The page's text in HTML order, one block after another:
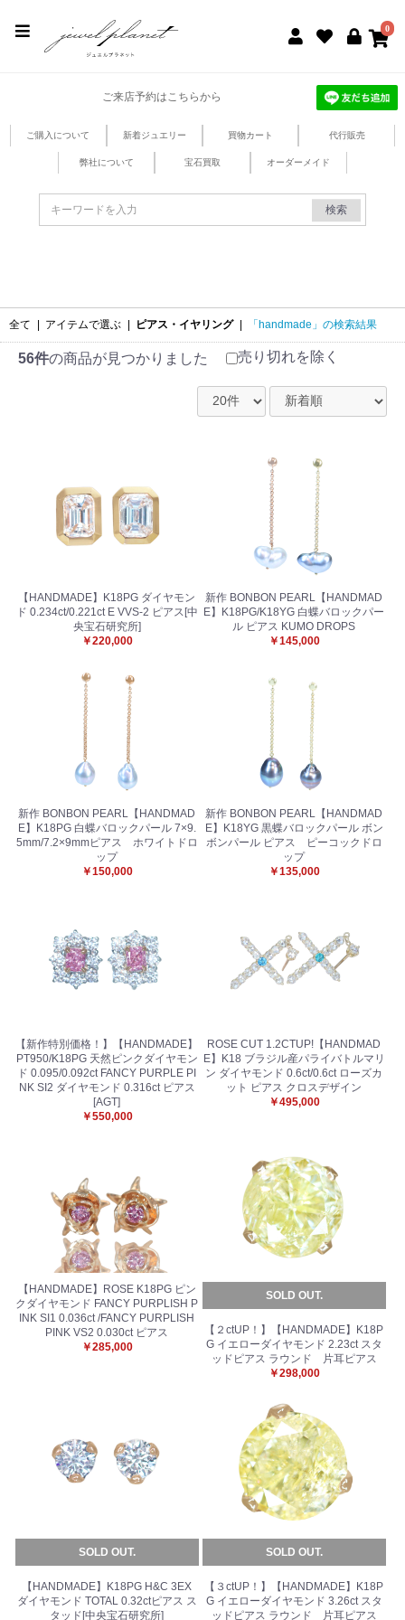
0
ご来店予約はこちらから
ご購入について 新着ジュエリー 買物カート 代行販売
弊社について 宝石買取 オーダーメイド
検索
全て アイテムで選ぶ ピアス・イヤリング 「handmade」の検索結果
56件の商品が見つかりました 売り切れを除く
【HANDMADE】K18PG ダイヤモン
ド 0.234ct/0.221ct E VVS-2 ピアス[中
央宝石研究所]
￥220,000
新作 BONBON PEARL【HANDMAD
E】K18PG/K18YG 白蝶バロックパー
ル ピアス KUMO DROPS
￥145,000
新作 BONBON PEARL【HANDMAD
E】K18PG 白蝶バロックパール 7×9.
5mm/7.2×9mmピアス ホワイトドロ
ップ
￥150,000
新作 BONBON PEARL【HANDMAD
E】K18YG 黒蝶バロックパール ボン
ボンパール ピアス ピーコックドロ
ップ
￥135,000
【新作特別価格！】【HANDMADE】
PT950/K18PG 天然ピンクダイヤモン
ド 0.095/0.092ct FANCY PURPLE PI
NK SI2 ダイヤモンド 0.316ct ピアス
[AGT]
￥550,000
ROSE CUT 1.2CTUP!【HANDMAD
E】K18 ブラジル産パライバトルマリ
ン ダイヤモンド 0.6ct/0.6ct ローズカ
ット ピアス クロスデザイン
￥495,000
【HANDMADE】ROSE K18PG ピン
クダイヤモンド FANCY PURPLISH P
INK SI1 0.036ct /FANCY PURPLISH
PINK VS2 0.030ct ピアス
￥285,000
SOLD OUT.
【２ctUP！】【HANDMADE】K18P
G イエローダイヤモンド 2.23ct スタ
ッドピアス ラウンド 片耳ピアス
￥298,000
SOLD OUT.
【HANDMADE】K18PG H&C 3EX
ダイヤモンド TOTAL 0.32ctピアス ス
タッド[中央宝石研究所]
SOLD OUT.
【３ctUP！】【HANDMADE】K18P
G イエローダイヤモンド 3.26ct スタ
ッドピアス ラウンド 片耳ピアス